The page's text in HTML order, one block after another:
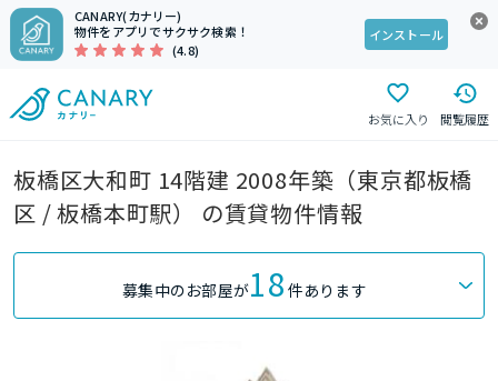
CANARY(カナリー)
物件をアプリでサクサク検索！
(4.8)
インストール
お気に入り 閲覧履歴
板橋区大和町 14階建 2008年築（東京都板橋
区 / 板橋本町駅） の賃貸物件情報
募集中のお部屋が18 件あります